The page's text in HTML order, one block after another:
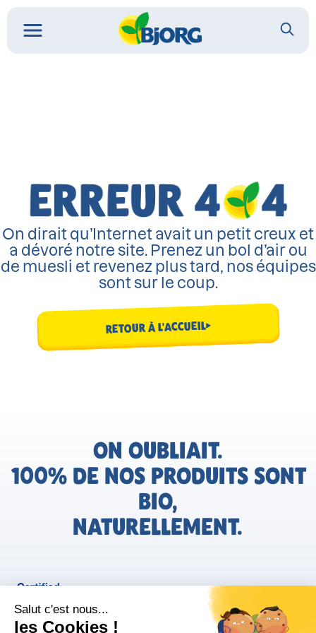
On dirait qu’Internet avait un petit creux et
a dévoré notre site. Prenez un bol d’air ou
de muesli et revenez plus tard, nos équipes
sont sur le coup.
RETOUR À L'ACCUEIL
ON OUBLIAIT.
100% DE NOS PRODUITS SONT
BIO,
NATURELLEMENT.
FR